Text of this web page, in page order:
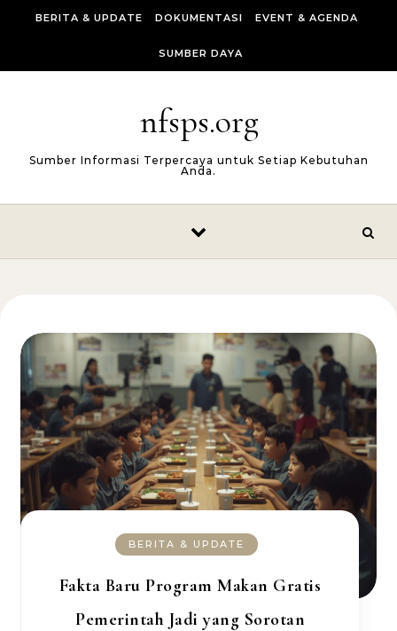
BERITA & UPDATE DOKUMENTASI EVENT & AGENDA
SUMBER DAYA
nfsps.org
Sumber Informasi Terpercaya untuk Setiap Kebutuhan
Anda.
BERITA & UPDATE
Fakta Baru Program Makan Gratis
Pemerintah Jadi yang Sorotan